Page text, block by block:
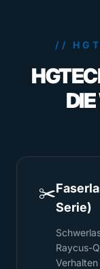
//
✂️
Serie)
Raycus-